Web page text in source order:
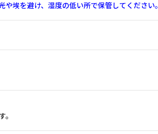
や埃を避け、湿度の低い所で保管してください。